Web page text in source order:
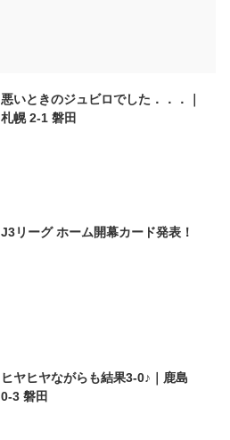
悪いときのジュビロでした．．．｜
札幌 2-1 磐田
J3リーグ ホーム開幕カード発表！
ヒヤヒヤながらも結果3-0♪｜鹿島
0-3 磐田